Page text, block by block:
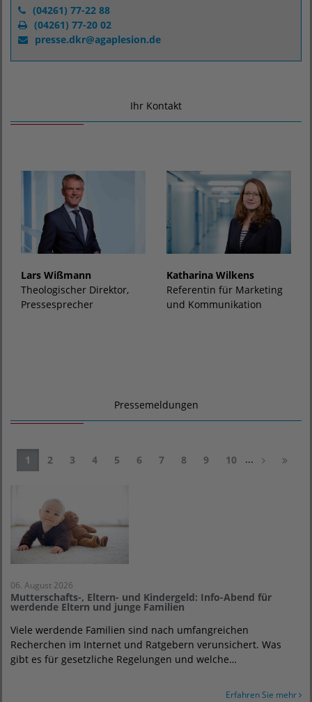
(04261) 77-22 88
(04261) 77-20 02
presse.dkr@agaplesion.de
Ihr Kontakt
Lars Wißmann
Theologischer Direktor,
Pressesprecher
Katharina Wilkens
Referentin für Marketing
und Kommunikation
Pressemeldungen
1 2 3 4 5 6 7 8 9 10 ...
06. August 2026
Mutterschafts-, Eltern- und Kindergeld: Info-Abend für
werdende Eltern und junge Familien
Viele werdende Familien sind nach umfangreichen
Recherchen im Internet und Ratgebern verunsichert. Was
gibt es für gesetzliche Regelungen und welche…
Erfahren Sie mehr